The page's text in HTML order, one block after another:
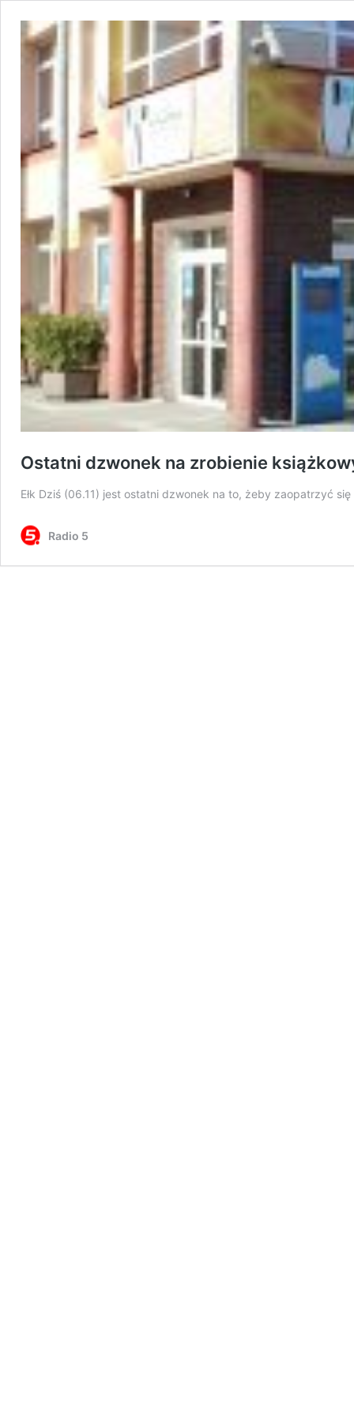
Ostatni dzwonek na zrobienie
Ełk Dziś (06.11) jest ostatni dzwonek na to, żeby zaopatrzyć
Radio 5